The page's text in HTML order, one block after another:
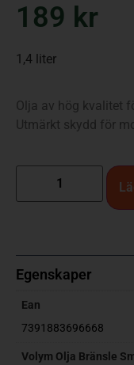
189 kr
1,4 liter
Olja av hög kvalitet
Utmärkt skydd för
Egenskaper
Ean
7391883696668
Volym Olja Bränsle